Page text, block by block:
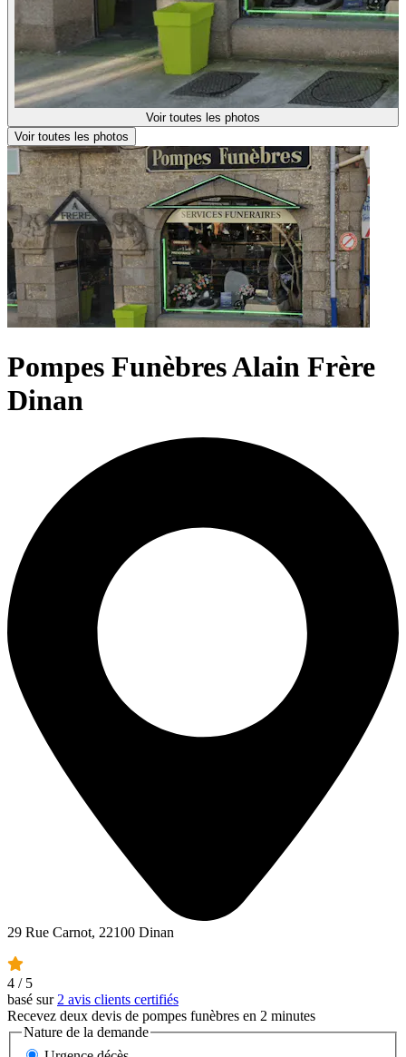
Voir toutes les photos
Voir toutes les photos
Pompes Funèbres Alain Frère
Dinan
29 Rue Carnot, 22100 Dinan
4 / 5
basé sur 2 avis clients certifiés
Recevez deux devis de pompes funèbres en 2 minutes
Nature de la demande